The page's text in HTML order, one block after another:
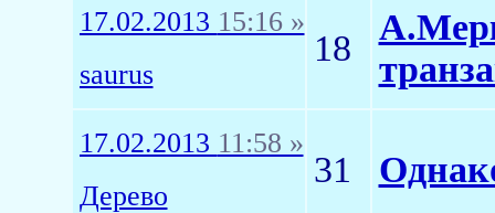
17.02.2013 15:16 »
saurus
18
17.02.2013 11:58 »
Дерево
31